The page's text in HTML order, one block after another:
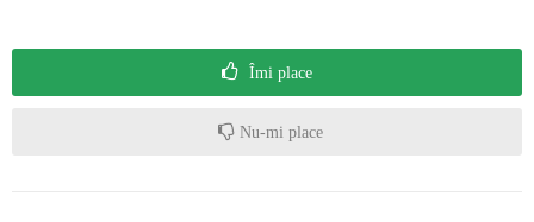
Îmi place
Nu-mi place